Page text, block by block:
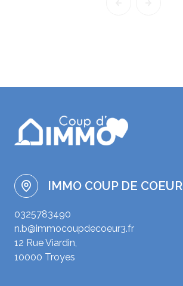
IMMO COUP DE COEUR
0325783490
n.b@immocoupdecoeur3.fr
12 Rue Viardin,
10000 Troyes